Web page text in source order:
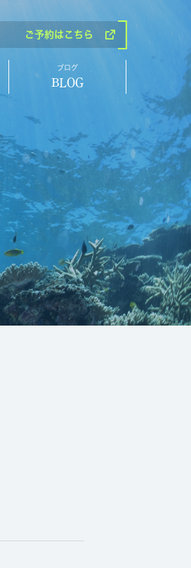
ご予約はこちら
ブログ
BLOG